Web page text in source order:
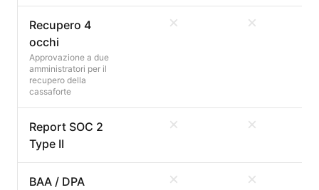
Recupero 4
occhi
Approvazione a due
amministratori per il
recupero della
cassaforte
Report SOC 2
Type II
BAA / DPA